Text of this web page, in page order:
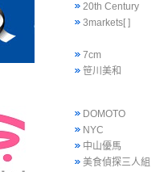
20th Century
3markets[ ]
7cm
笹川美和
DOMOTO
NYC
中山優馬
美食偵探三人組